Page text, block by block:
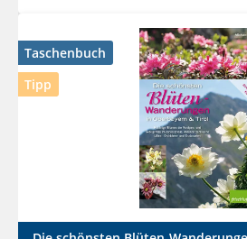
Taschenbuch
Tipp